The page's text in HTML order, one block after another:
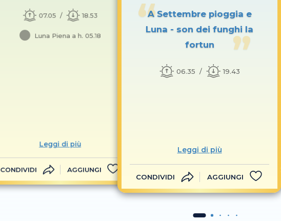
07.05 18.53
Luna Piena a h. 05.18
Leggi di più
CONDIVIDI AGGIUNGI
A Settembre pioggia e
Luna - son dei funghi la
fortun
06.35 19.43
Leggi di più
CONDIVIDI AGGIUNGI